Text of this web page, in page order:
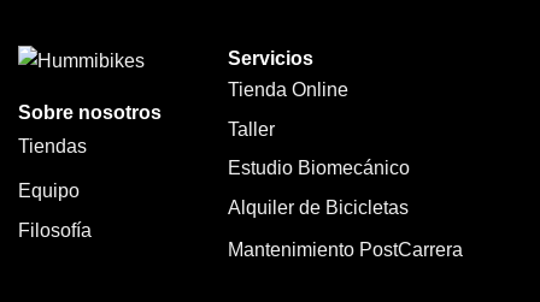
Sobre nosotros
Tiendas
Equipo
Filosofía
Servicios
Tienda Online
Taller
Estudio Biomecánico
Alquiler de Bicicletas
Mantenimiento PostCarrera